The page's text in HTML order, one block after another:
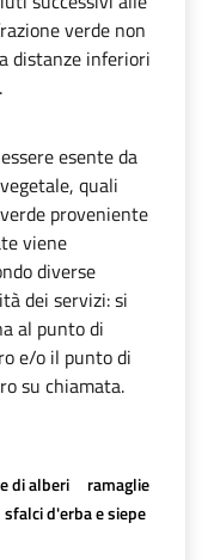
verde non
distanze inferiori
esente da
quali
proveniente
viene
diverse
dei servizi: si
al punto di
e/o il punto di
su chiamata.
di alberi
ramaglie
sfalci d'erba e siepe